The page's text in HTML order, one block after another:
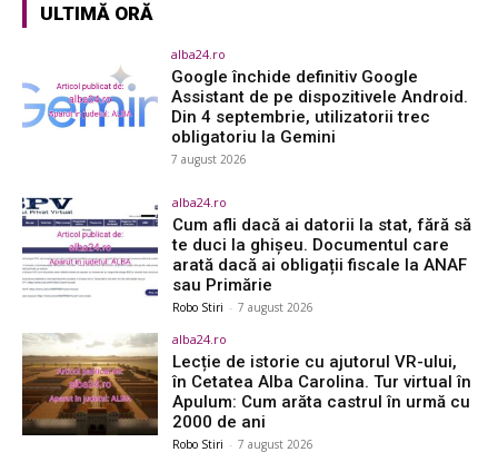
ULTIMĂ ORĂ
alba24.ro
Google închide definitiv Google
Assistant de pe dispozitivele Android.
Din 4 septembrie, utilizatorii trec
obligatoriu la Gemini
7 august 2026
alba24.ro
Cum afli dacă ai datorii la stat, fără să
te duci la ghișeu. Documentul care
arată dacă ai obligații fiscale la ANAF
sau Primărie
Robo Stiri - 7 august 2026
alba24.ro
Lecție de istorie cu ajutorul VR-ului,
în Cetatea Alba Carolina. Tur virtual în
Apulum: Cum arăta castrul în urmă cu
2000 de ani
Robo Stiri - 7 august 2026